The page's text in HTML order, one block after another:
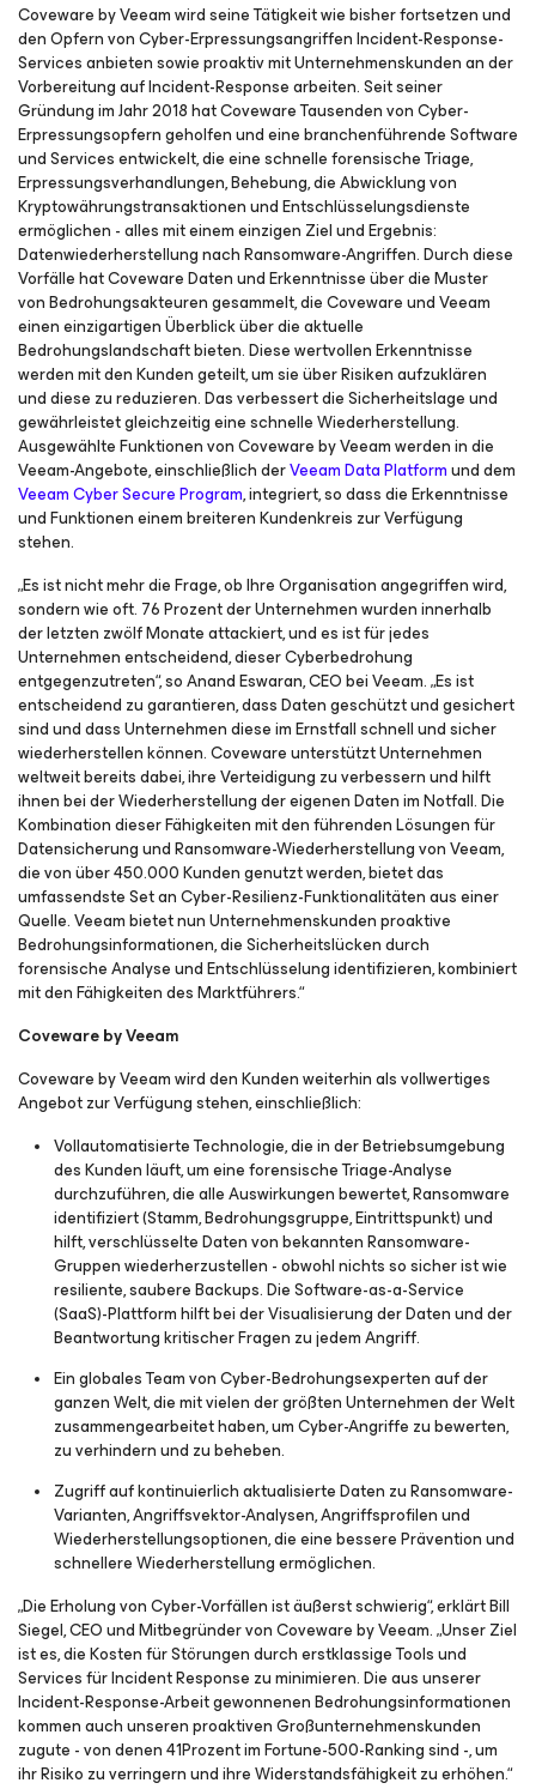
Coveware by Veeam wird seine Tätigkeit wie bisher fortsetzen und
den Opfern von Cyber-Erpressungsangriffen Incident-Response-
Services anbieten sowie proaktiv mit Unternehmenskunden an der
Vorbereitung auf Incident-Response arbeiten. Seit seiner
Gründung im Jahr 2018 hat Coveware Tausenden von Cyber-
Erpressungsopfern geholfen und eine branchenführende Software
und Services entwickelt, die eine schnelle forensische Triage,
Erpressungsverhandlungen, Behebung, die Abwicklung von
Kryptowährungstransaktionen und Entschlüsselungsdienste
ermöglichen - alles mit einem einzigen Ziel und Ergebnis:
Datenwiederherstellung nach Ransomware-Angriffen. Durch diese
Vorfälle hat Coveware Daten und Erkenntnisse über die Muster
von Bedrohungsakteuren gesammelt, die Coveware und Veeam
einen einzigartigen Überblick über die aktuelle
Bedrohungslandschaft bieten. Diese wertvollen Erkenntnisse
werden mit den Kunden geteilt, um sie über Risiken aufzuklären
und diese zu reduzieren. Das verbessert die Sicherheitslage und
gewährleistet gleichzeitig eine schnelle Wiederherstellung.
Ausgewählte Funktionen von Coveware by Veeam werden in die
Veeam-Angebote, einschließlich derVeeam Data Platformund dem
Veeam Cyber Secure Program, integriert, so dass die Erkenntnisse
und Funktionen einem breiteren Kundenkreis zur Verfügung
stehen.
„Es ist nicht mehr die Frage, ob Ihre Organisation angegriffen wird,
sondern wie oft. 76 Prozent der Unternehmen wurden innerhalb
der letzten zwölf Monate attackiert, und es ist für jedes
Unternehmen entscheidend, dieser Cyberbedrohung
entgegenzutreten“, so Anand Eswaran, CEO bei Veeam. „Es ist
entscheidend zu garantieren, dass Daten geschützt und gesichert
sind und dass Unternehmen diese im Ernstfall schnell und sicher
wiederherstellen können. Coveware unterstützt Unternehmen
weltweit bereits dabei, ihre Verteidigung zu verbessern und hilft
ihnen bei der Wiederherstellung der eigenen Daten im Notfall. Die
Kombination dieser Fähigkeiten mit den führenden Lösungen für
Datensicherung und Ransomware-Wiederherstellung von Veeam,
die von über 450.000 Kunden genutzt werden, bietet das
umfassendste Set an Cyber-Resilienz-Funktionalitäten aus einer
Quelle. Veeam bietet nun Unternehmenskunden proaktive
Bedrohungsinformationen, die Sicherheitslücken durch
forensische Analyse und Entschlüsselung identifizieren, kombiniert
mit den Fähigkeiten des Marktführers.“
Coveware by Veeam
Coveware by Veeam wird den Kunden weiterhin als vollwertiges
Angebot zur Verfügung stehen, einschließlich:
Vollautomatisierte Technologie, die in der Betriebsumgebung
des Kunden läuft, um eine forensische Triage-Analyse
durchzuführen, die alle Auswirkungen bewertet, Ransomware
identifiziert (Stamm, Bedrohungsgruppe, Eintrittspunkt) und
hilft, verschlüsselte Daten von bekannten Ransomware-
Gruppen wiederherzustellen - obwohl nichts so sicher ist wie
resiliente, saubere Backups. Die Software-as-a-Service
(SaaS)-Plattform hilft bei der Visualisierung der Daten und der
Beantwortung kritischer Fragen zu jedem Angriff.
Ein globales Team von Cyber-Bedrohungsexperten auf der
ganzen Welt, die mit vielen der größten Unternehmen der Welt
zusammengearbeitet haben, um Cyber-Angriffe zu bewerten,
zu verhindern und zu beheben.
Zugriff auf kontinuierlich aktualisierte Daten zu Ransomware-
Varianten, Angriffsvektor-Analysen, Angriffsprofilen und
Wiederherstellungsoptionen, die eine bessere Prävention und
schnellere Wiederherstellung ermöglichen.
„Die Erholung von Cyber-Vorfällen ist äußerst schwierig“, erklärt Bill
Siegel, CEO und Mitbegründer von Coveware by Veeam. „Unser Ziel
ist es, die Kosten für Störungen durch erstklassige Tools und
Services für Incident Response zu minimieren. Die aus unserer
Incident-Response-Arbeit gewonnenen Bedrohungsinformationen
kommen auch unseren proaktiven Großunternehmenskunden
zugute - von denen 41Prozent im Fortune-500-Ranking sind -, um
ihr Risiko zu verringern und ihre Widerstandsfähigkeit zu erhöhen.“